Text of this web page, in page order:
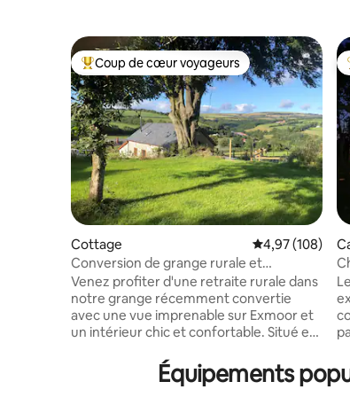
Coups de cœur voyageurs les plus appréciés
Coup de cœur voyageurs
Cottage Évaluation
4,97 (108)
Conversion de grange rurale et
confortable avec une vue imprenable.
Venez profiter d'une retraite rurale dans
notre grange récemment convertie
avec une vue imprenable sur Exmoor et
un intérieur chic et confortable. Situé en
détendez-vous sur le patio spacieux,
dans le jardin isolé ou dans le jacuzzi de
Équipements